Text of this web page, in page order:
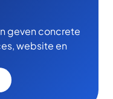
geven concrete
website en